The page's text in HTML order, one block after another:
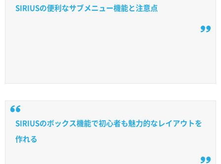
SIRIUSの便利なサブメニュー機能と注意点
SIRIUSのボックス機能で初心者も魅力的なレイアウトを
作れる